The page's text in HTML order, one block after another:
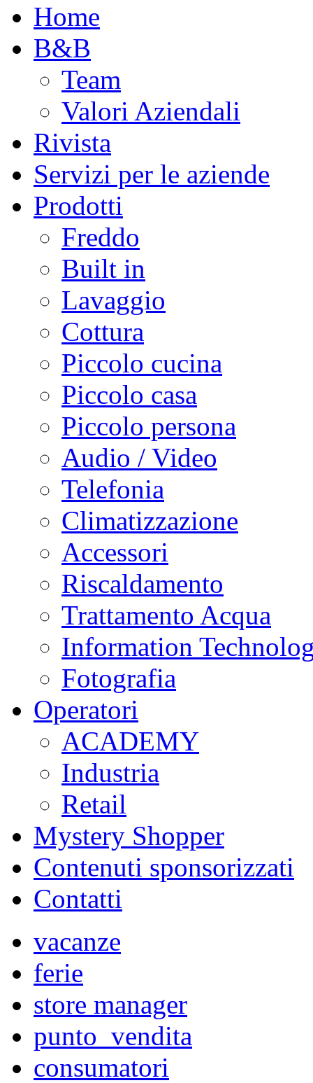
Home
B&B
Team
Valori Aziendali
Rivista
Servizi per le aziende
Prodotti
Freddo
Built in
Lavaggio
Cottura
Piccolo cucina
Piccolo casa
Piccolo persona
Audio / Video
Telefonia
Climatizzazione
Accessori
Riscaldamento
Trattamento Acqua
Information
Fotografia
Operatori
ACADEMY
Industria
Retail
Mystery Shopper
Contenuti sponsorizzati
Contatti
vacanze
ferie
store manager
punto_vendita
consumatori